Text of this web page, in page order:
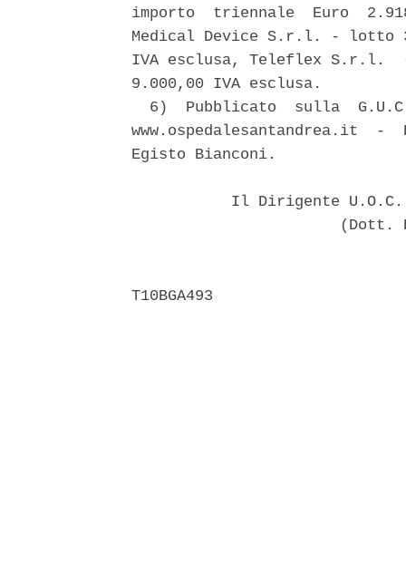
importo  triennale  Euro
Medical Device S.r.l. - lotto
IVA esclusa, Teleflex S.r.l.
9.000,00 IVA esclusa.
6)  Pubblicato  sulla
www.ospedalesantandrea.it  -
Egisto Bianconi.
Il Dirigente